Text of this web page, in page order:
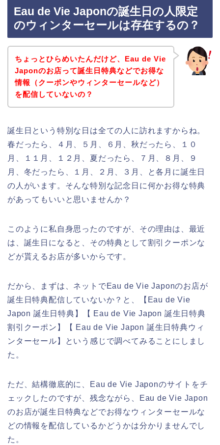
Eau de Vie Japonの誕生日の人限定
のウィンターセールは存在するの？
ちょっとひらめいたんだけど、Eau de Vie
Japonのお店って誕生日特典などでお得な
情報（クーポンやウィンターセールなど）
を配信していないの？
誕生日という特別な日は全ての人に訪れますからね。
春だったら、４月、５月、６月、秋だったら、１０
月、１１月、１２月、夏だったら、７月、８月、９
月、冬だったら、１月、２月、３月、と各月に誕生日
の人がいます。そんな特別な記念日に何かお得な特典
があってもいいと思いませんか？
このように私自身思ったのですが、その理由は、最近
は、誕生日になると、その特典として割引クーポンな
どが貰えるお店が多いからです。
だから、まずは、ネットでEau de Vie Japonのお店が
誕生日特典配信していないか？と、【Eau de Vie
Japon 誕生日特典】【 Eau de Vie Japon 誕生日特典
割引クーポン】【 Eau de Vie Japon 誕生日特典ウィ
ンターセール】という感じで調べてみることにしまし
た。
ただ、結構徹底的に、Eau de Vie Japonのサイトをチ
ェックしたのですが、残念ながら、Eau de Vie Japon
のお店が誕生日特典などでお得なウィンターセールな
どの情報を配信しているかどうかは分かりませんでし
た。